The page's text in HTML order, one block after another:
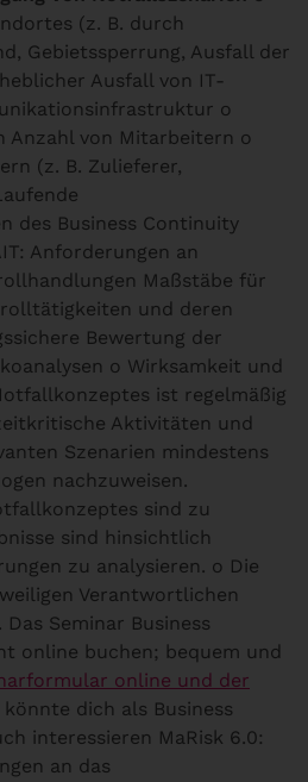
(z. B. durch
Gebietssperrung, Ausfall der
Ausfall von IT-
o
Anzahl von Mitarbeitern o
(z. B. Zulieferer,
des Business Continuity
Anforderungen an
Maßstäbe für
und deren
Bewertung der
o Wirksamkeit und
ist regelmäßig
Aktivitäten und
Szenarien mindestens
nachzuweisen.
sind zu
sind hinsichtlich
zu analysieren. o Die
Verantwortlichen
Seminar Business
online buchen; bequem und
online und der
könnte dich als Business
interessieren MaRisk 6.0:
an das